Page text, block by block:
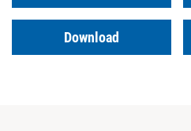
Download